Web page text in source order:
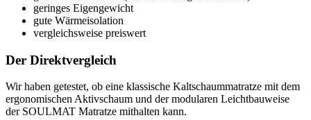
geringes Eigengewicht
gute Wärmeisolation
vergleichsweise preiswert
Der Direktvergleich
Wir haben getestet, ob eine klassische Kaltschaummatratze mit dem
ergonomischen Aktivschaum und der modularen Leichtbauweise
der SOULMAT Matratze mithalten kann.